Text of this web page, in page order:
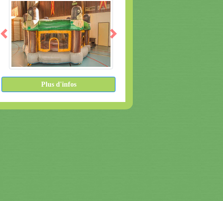
Plus d'infos